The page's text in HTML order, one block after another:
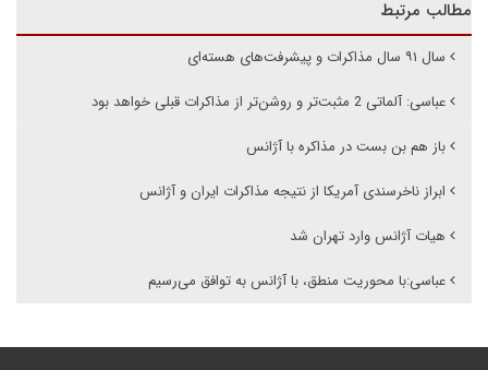
مطالب مرتبط
سال ۹۱ سال مذاکرات و پیشرفت‌های هسته‌ای
عباسی: آلماتی 2 مثبت‌تر و روشن‌تر از مذاکرات قبلی خواهد بود
باز هم بن بست در مذاکره با آژانس
ابراز ناخرسندی آمریکا از نتیجه مذاکرات ایران و آژانس
هیات آژانس وارد تهران شد
عباسی:با محوریت منطق، با آژانس به توافق می‌رسیم